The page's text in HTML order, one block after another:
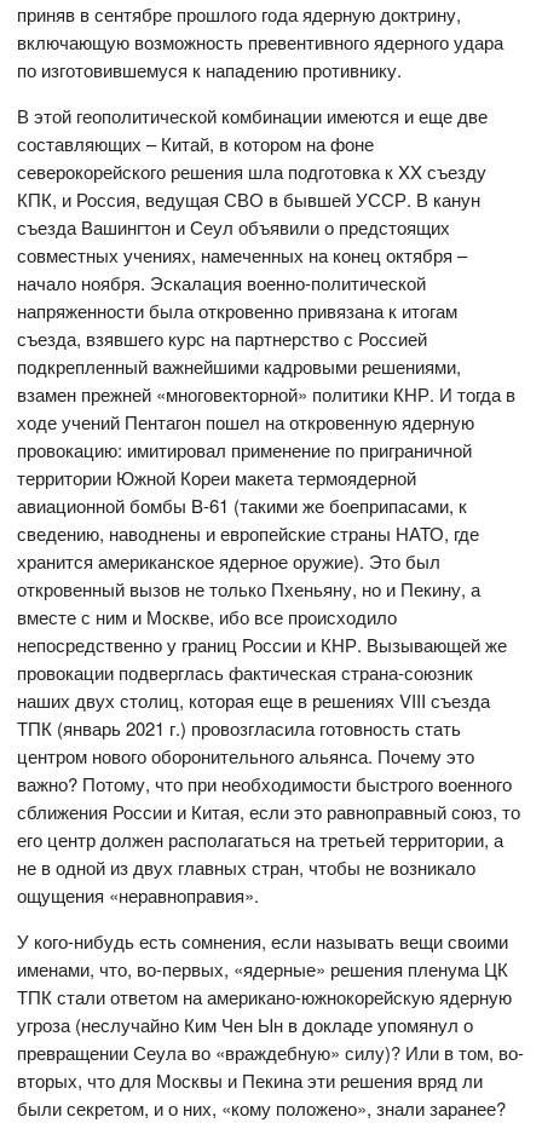
приняв в сентябре прошлого года ядерную доктрину,
включающую возможность превентивного ядерного удара
по изготовившемуся к нападению противнику.
В этой геополитической комбинации имеются и еще две
составляющих – Китай, в котором на фоне
северокорейского решения шла подготовка к XX съезду
КПК, и Россия, ведущая СВО в бывшей УССР. В канун
съезда Вашингтон и Сеул объявили о предстоящих
совместных учениях, намеченных на конец октября –
начало ноября. Эскалация военно-политической
напряженности была откровенно привязана к итогам
съезда, взявшего курс на партнерство с Россией
подкрепленный важнейшими кадровыми решениями,
взамен прежней «многовекторной» политики КНР. И тогда в
ходе учений Пентагон пошел на откровенную ядерную
провокацию: имитировал применение по приграничной
территории Южной Кореи макета термоядерной
авиационной бомбы B-61 (такими же боеприпасами, к
сведению, наводнены и европейские страны НАТО, где
хранится американское ядерное оружие). Это был
откровенный вызов не только Пхеньяну, но и Пекину, а
вместе с ним и Москве, ибо все происходило
непосредственно у границ России и КНР. Вызывающей же
провокации подверглась фактическая страна-союзник
наших двух столиц, которая еще в решениях VIII съезда
ТПК (январь 2021 г.) провозгласила готовность стать
центром нового оборонительного альянса. Почему это
важно? Потому, что при необходимости быстрого военного
сближения России и Китая, если это равноправный союз, то
его центр должен располагаться на третьей территории, а
не в одной из двух главных стран, чтобы не возникало
ощущения «неравноправия».
У кого-нибудь есть сомнения, если называть вещи своими
именами, что, во-первых, «ядерные» решения пленума ЦК
ТПК стали ответом на американо-южнокорейскую ядерную
угроза (неслучайно Ким Чен Ын в докладе упомянул о
превращении Сеула во «враждебную» силу)? Или в том, во-
вторых, что для Москвы и Пекина эти решения вряд ли
были секретом, и о них, «кому положено», знали заранее?